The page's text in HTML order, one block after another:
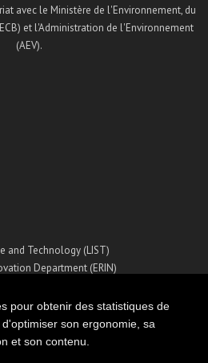
pour obtenir des statistiques de
son ergonomie, sa
et son contenu.
avec le Ministère de l'Environnement, du
et l'Administration de l'Environnement
(AEV).
and Technology (LIST)
Department (ERIN)